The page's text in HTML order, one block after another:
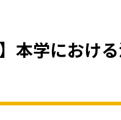
本学におけ